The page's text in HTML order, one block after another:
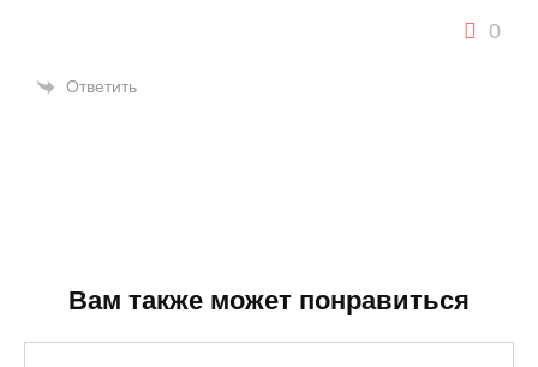
0
Ответить
Вам также может понравиться